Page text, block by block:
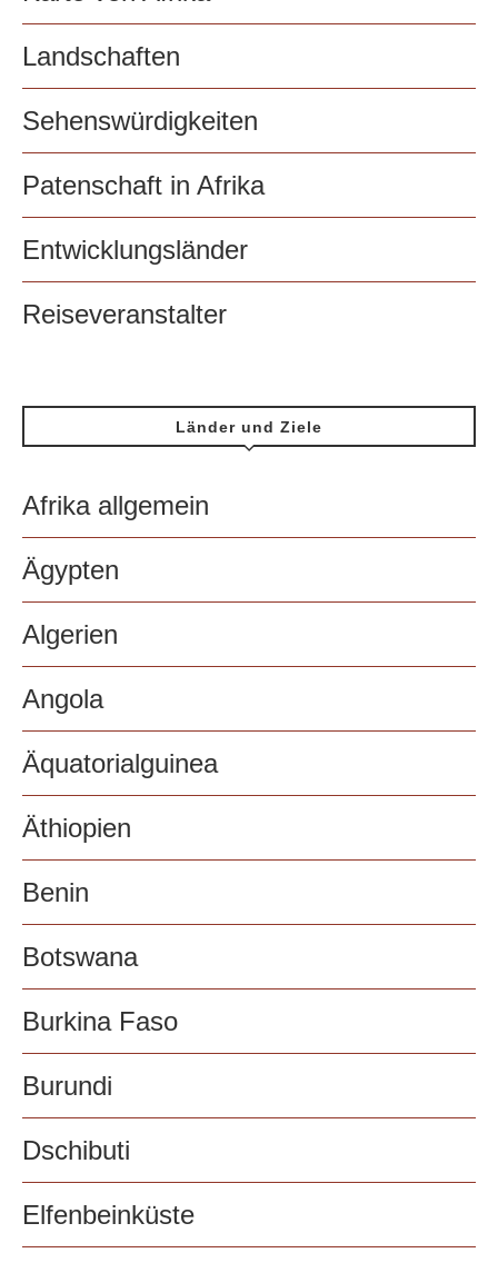
Landschaften
Sehenswürdigkeiten
Patenschaft in Afrika
Entwicklungsländer
Reiseveranstalter
Länder und Ziele
Afrika allgemein
Ägypten
Algerien
Angola
Äquatorialguinea
Äthiopien
Benin
Botswana
Burkina Faso
Burundi
Dschibuti
Elfenbeinküste